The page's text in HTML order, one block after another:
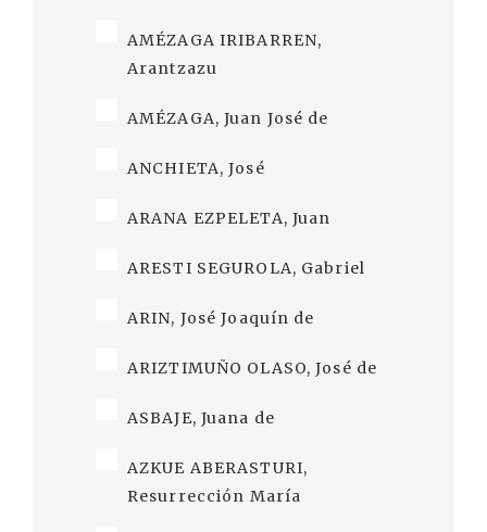
AMÉZAGA IRIBARREN,
Arantzazu
AMÉZAGA, Juan José de
ANCHIETA, José
ARANA EZPELETA, Juan
ARESTI SEGUROLA, Gabriel
ARIN, José Joaquín de
ARIZTIMUÑO OLASO, José de
ASBAJE, Juana de
AZKUE ABERASTURI,
Resurrección María